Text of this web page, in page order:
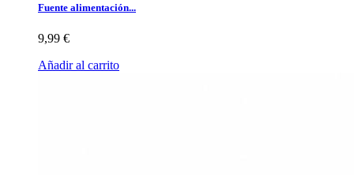
Fuente alimentación...
9,99 €
Añadir al carrito